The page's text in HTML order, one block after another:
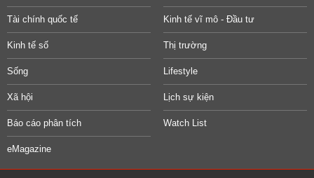
Tài chính quốc tế Kinh tế vĩ mô - Đầu tư
Kinh tế số Thị trường
Sống Lifestyle
Xã hội Lịch sự kiện
Báo cáo phân tích Watch List
eMagazine